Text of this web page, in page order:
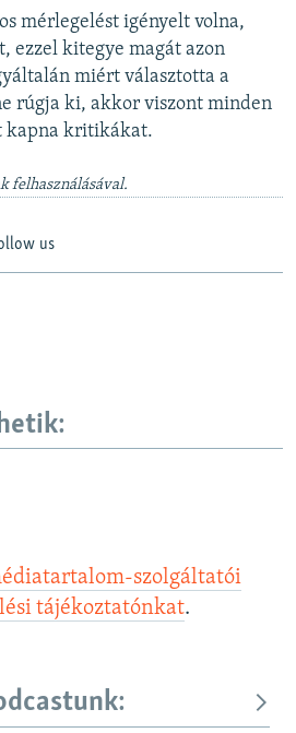
mérlegelést igényelt volna,
ezzel kitegye magát azon
miért választotta a
rúgja ki, akkor viszont minden
kapna kritikákat.
felhasználásával.
us
szolgáltatói
tájékoztatónkat.